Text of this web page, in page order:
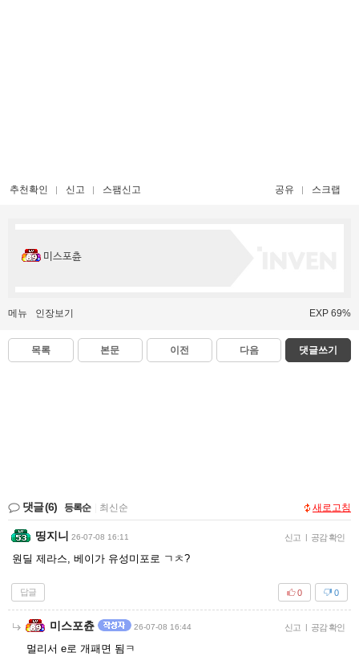
추천확인 신고 스팸신고 공유 스크랩
미스포츈
메뉴 인장보기 EXP 69%
목록 본문 이전 다음 댓글쓰기
댓글(6) 등록순 최신순 새로고침
띵지니 26-07-08 16:11 신고 | 공감 확인
원딜 제라스, 베이가 유성미포로 ㄱㅊ?
답글 0
0
미스포츈 26-07-08 16:44 신고 | 공감 확인
멀리서 e로 개패면 됨ㅋ